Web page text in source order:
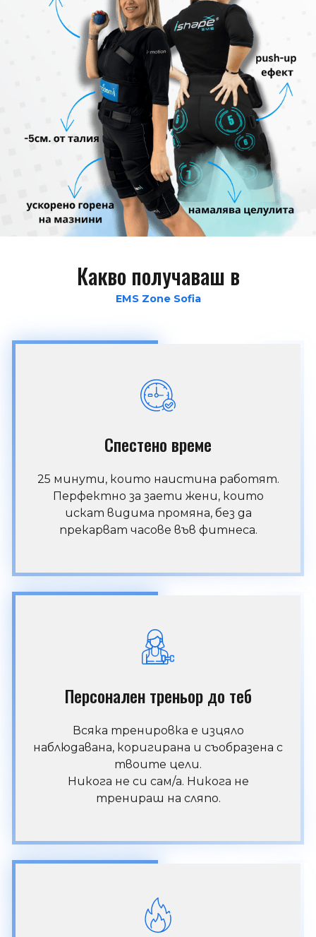
Какво получаваш в
EMS Zone Sofia
Спестено време
25 минути, които наистина работят.
Перфектно за заети жени, които
искат видима промяна, без да
прекарват часове във фитнеса.
Персонален треньор до теб
Всяка тренировка е изцяло
наблюдавана, коригирана и съобразена с
твоите цели.
Никога не си сам/а. Никога не
тренираш на сляпо.